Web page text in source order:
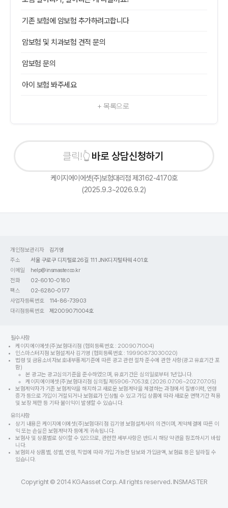
기존 보험에 암보험 추가하려고합니다
암보험 및 치과보험 견적 문의
암보험 문의
아이 보험 봐주세요
+ 목록으로
바로 상담신청하기
케이지에이에셋(주)보험대리점 제3162-4170호
(2025.9.3~2026.9.2)
개인정보관리자
김기영
주소
서울 구로구 디지털로26길 111 JNK디지털타워 401호
이메일
help@insmaster.co.kr
전화
02-6010-0180
팩스
02-6280-0177
사업자등록번호
114-86-73903
대리점등록번호
제2009071004호
필수사항
케이지에이에셋(주)보험대리점 (협회등록번호 : 2009071004)
인스마스터지점 보험설계사 김기영 (협회등록번호 : 19990873030020)
법령 및 금융소비자보호내부통제기준에 따른 광고 관련 절차 준수에 관한 사항(광고 유효기간 포
함)
본 광고는 광고심의기준을 준수하였으며, 유효기간은 심의일로부터 1년입니다.
케이지에이에셋(주)보험대리점 심의필 제5906-7053호 (2026.07.06~2027.07.05)
보험계약자가 기존 보험계약을 해지하고 새로운 보험계약을 체결하는 과정에서 질병이력, 연령
증가 등으로 가입이 거절되거나 보험료가 인상될 수 있고 가입 상품에 따라 새로운 면책기간 적용
및 보장 제한 등 기타 불이익이 발생할 수 있습니다.
유의사항
상기 내용은 케이지에이에셋(주)보험대리점 김기영 보험설계사의 의견이며, 계약체결에 따른 이
익 또는 손실은 보험계약자 등에게 귀속됩니다.
보험사 및 상품별로 상이할 수 있으므로, 관련한 세부사항은 반드시 해당 약관을 참조하시기 바랍
니다.
보험회사 상품별, 성별, 연령, 직업에 따라 가입 가능한 담보와 가입금액, 보험료 등은 달라질 수
있습니다.
Copyright © 2014 KGAasset Corp. All rights reserved. INSMASTER